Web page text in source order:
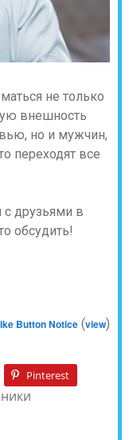
не только
внешность
но и мужчин,
переходят все
с друзьями в
обсудить!
Button Notice (view)
Pinterest